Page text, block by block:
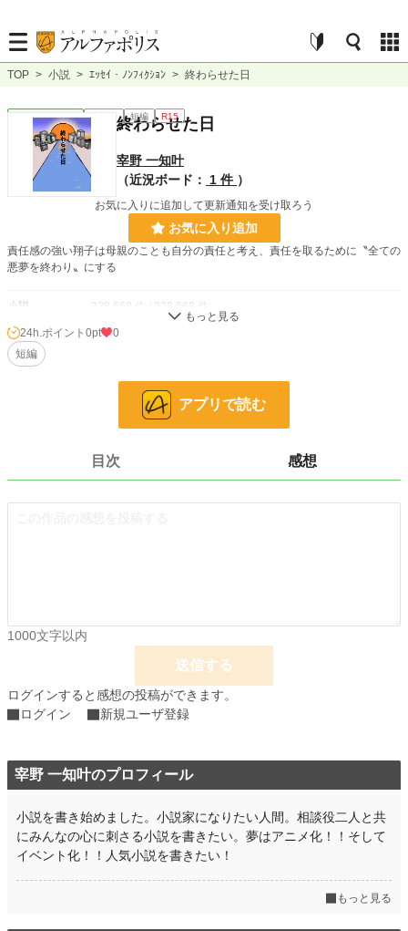
TOP > 小説 > ｴｯｾｲ・ﾉﾝﾌｨｸｼｮﾝ > 終わらせた日
ｴｯｾｲ・ﾉﾝﾌｨｸｼｮﾝ 連載中 短編 R15
終わらせた日
宰野 一知叶
（近況ボード：
1 件 ）
お気に入りに追加して更新通知を受け取ろう
お気に入り追加
責任感の強い翔子は母親のことも自分の責任と考え、責任を取るために〝全ての
悪夢を終わり〟にする
小説 228,668 位 / 228,668 件
ｴｯｾｲ・ﾉﾝﾌｨｸｼｮﾝ 8,861 位 / 8,861 件
お気に入り
2025.07.17 23:57
累計ポイント 589 pt (214,677 位)
24h.ポイント 0pt
0
短編
アプリで読む
目次 感想
1000文字以内
送信する
ログインすると感想の投稿ができます。
ログイン
新規ユーザ登録
宰野 一知叶のプロフィール
小説を書き始めました。小説家になりたい人間。相談役二人と共
にみんなの心に刺さる小説を書きたい。夢はアニメ化！！そして
イベント化！！人気小説を書きたい！
もっと見る